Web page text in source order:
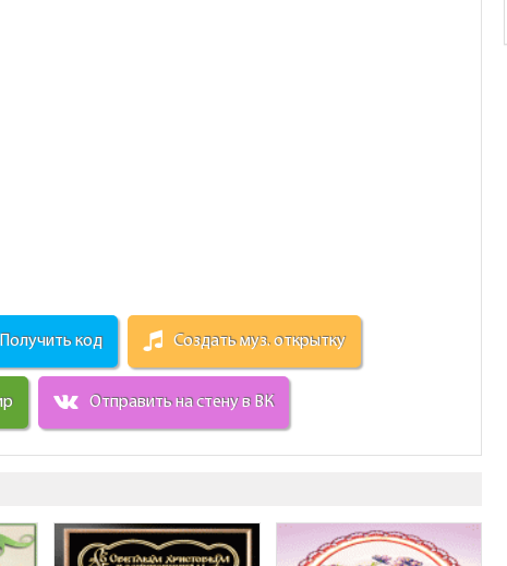
Получить код Создать муз. открытку
Отправить на стену в ВК